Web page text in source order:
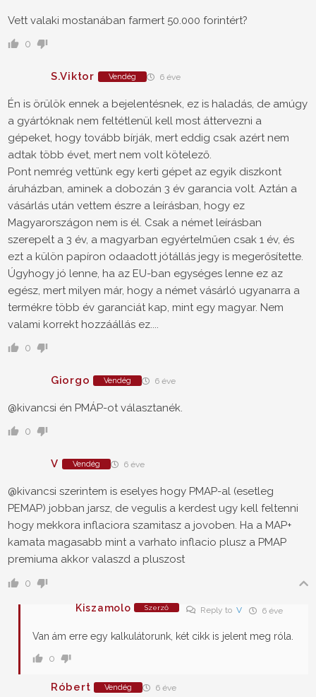
Vett valaki mostanában farmert 50.000 forintért?
0
S.Viktor Vendég 6 éve
Én is örülök ennek a bejelentésnek, ez is haladás, de amúgy
a gyártóknak nem feltétlenül kell most áttervezni a
gépeket, hogy tovább bírják, mert eddig csak azért nem
adtak több évet, mert nem volt kötelező.
Pont nemrég vettünk egy kerti gépet az egyik diszkont
áruházban, aminek a dobozán 3 év garancia volt. Aztán a
vásárlás után vettem észre a leírásban, hogy ez
Magyarországon nem is él. Csak a német leírásban
szerepelt a 3 év, a magyarban egyértelműen csak 1 év, és
ezt a külön papíron odaadott jótállás jegy is megerősítette.
Úgyhogy jó lenne, ha az EU-ban egységes lenne ez az
egész, mert milyen már, hogy a német vásárló ugyanarra a
termékre több év garanciát kap, mint egy magyar. Nem
valami korrekt hozzáállás ez....
0
Giorgo Vendég 6 éve
@kivancsi én PMÁP-ot választanék.
0
V Vendég 6 éve
@kivancsi szerintem is eselyes hogy PMAP-al (esetleg
PEMAP) jobban jarsz, de vegulis a kerdest ugy kell feltenni
hogy mekkora inflaciora szamitasz a jovoben. Ha a MAP+
kamata magasabb mint a varhato inflacio plusz a PMAP
premiuma akkor valaszd a pluszost
0
Kiszamolo Szerző Reply toV 6 éve
Van ám erre egy kalkulátorunk, két cikk is jelent meg róla.
0
Róbert Vendég 6 éve